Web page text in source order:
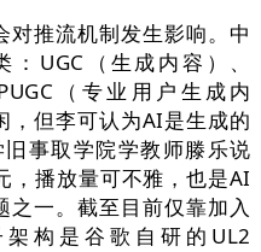
推流机制发生影响。中
UGC（生成内容）、
（专业用户生成内
，但李可认为AI是生成的
事取学院学教师滕乐说
，播放量可不雅，也是AI
一。截至目前仅靠加入
构是谷歌自研的UL2